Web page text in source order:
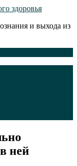
здоровья
и выхода из
ней